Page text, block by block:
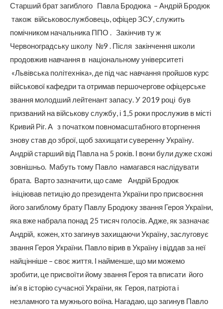
Старший брат загиблого Павла Бродюка – Андрій Бродюк
також військовослужбовець, офіцер ЗСУ, служить
помічником начальника ППО . Закінчив ту ж
Червоноградську школу №9 . Після закінчення школи
продовжив навчання в національному університеті
«Львівська політехніка», де під час навчання пройшов курс
військової кафедри та отримав першочергове офіцерське
звання молодший лейтенант запасу. У 2019 році був
призваний на військову службу, і 1,5 роки прослужив в місті
Кривий Ріг. А з початком повномасштабного вторгнення
знову став до зброї, щоб захищати суверенну Україну.
Андрій старший від Павла на 5 років. І вони були дуже схожі
зовнішньо. Мабуть тому Павло намагався наслідувати
брата. Варто зазначити, що саме Андрій Бродюк
ініціював петицію до президента України про присвоєння
його загиблому брату Павлу Бродюку звання Героя України,
яка вже набрала понад 25 тисяч голосів. Адже, як зазначає
Андрій, кожен, хто загинув захищаючи Україну, заслуговує
звання Героя України. Павло вірив в Україну і віддав за неї
найцінніше – своє життя. І найменше, що ми можемо
зробити, це присвоїти йому звання Героя та вписати його
ім’я в історію сучасної України, як Героя, патріота і
незламного та мужнього воїна. Нагадаю, що загинув Павло